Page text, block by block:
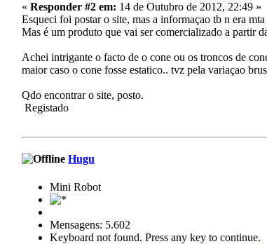
« Responder #2 em: 14 de Outubro de 2012, 22:49 »
Esqueci foi postar o site, mas a informaçao tb n era
Mas é um produto que vai ser comercializado a partir
Achei intrigante o facto de o cone ou os troncos de
maior caso o cone fosse estatico.. tvz pela variaçao
Qdo encontrar o site, posto.
Registado
Hugu
Mini Robot
Mensagens: 5.602
Keyboard not found. Press any key to continue.